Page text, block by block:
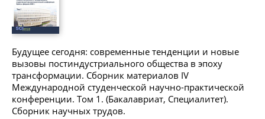
Будущее сегодня: современные тенденции и новые
вызовы постиндустриального общества в эпоху
трансформации. Сборник материалов IV
Международной студенческой научно-практической
конференции. Том 1. (Бакалавриат, Специалитет).
Сборник научных трудов.